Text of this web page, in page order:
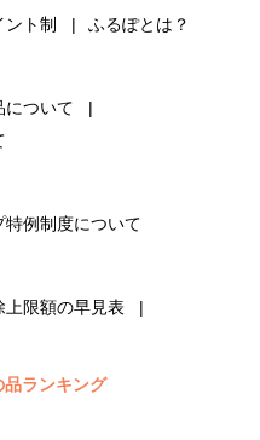
ント制 ふるぽとは？
について
特例制度について
上限額の早見表
品ランキング